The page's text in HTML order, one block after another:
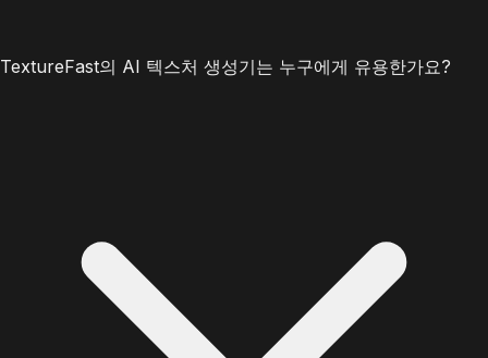
TextureFast의 AI 텍스처 생성기는 누구에게 유용한가요?